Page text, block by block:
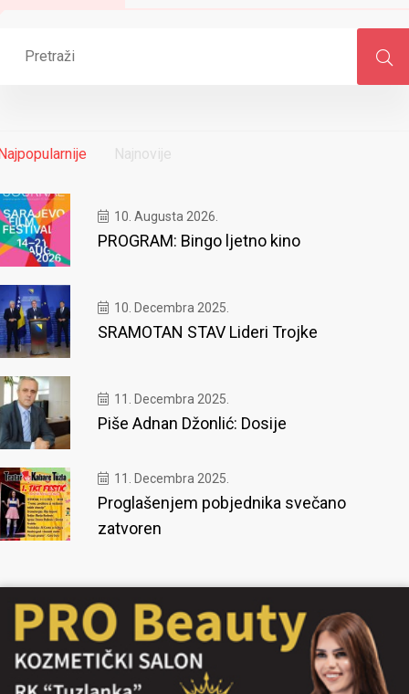
Najnovije
10. Augusta 2026.
PROGRAM: Bingo ljetno kino
10. Decembra 2025.
SRAMOTAN STAV Lideri Trojke
11. Decembra 2025.
Piše Adnan Džonlić: Dosije
11. Decembra 2025.
Proglašenjem pobjednika svečano
zatvoren